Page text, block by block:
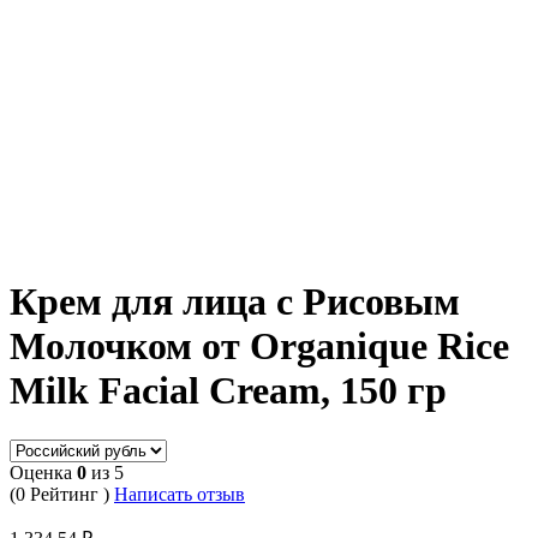
Крем для лица с Рисовым
Молочком от Organique Rice
Milk Facial Cream, 150 гр
Оценка 0 из 5
(0 Рейтинг ) Написать отзыв